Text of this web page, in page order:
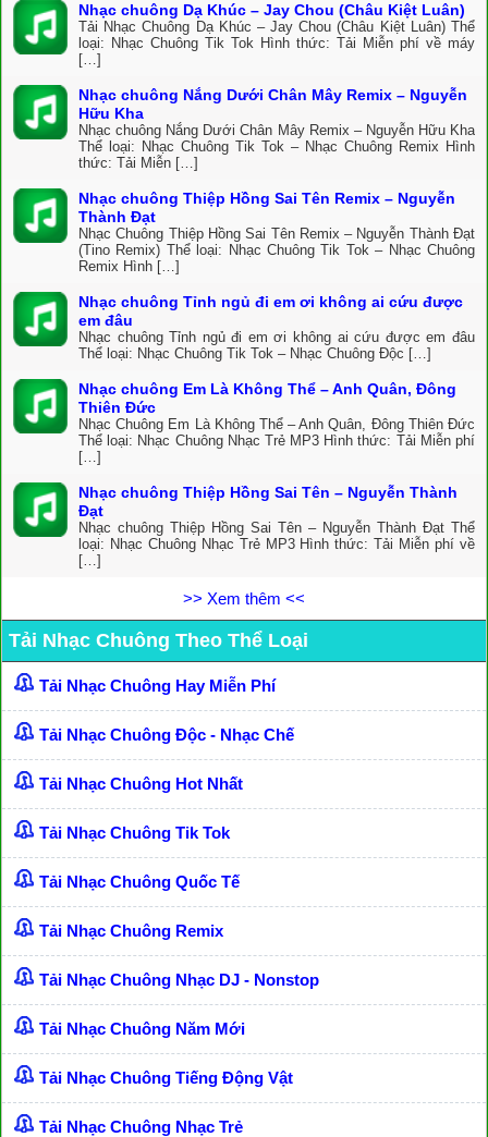
Nhạc chuông Dạ Khúc – Jay Chou (Châu Kiệt Luân)
Tải Nhạc Chuông Dạ Khúc – Jay Chou (Châu Kiệt Luân) Thể
loại: Nhạc Chuông Tik Tok Hình thức: Tải Miễn phí về máy
[…]
Nhạc chuông Nắng Dưới Chân Mây Remix – Nguyễn
Hữu Kha
Nhạc chuông Nắng Dưới Chân Mây Remix – Nguyễn Hữu Kha
Thể loại: Nhạc Chuông Tik Tok – Nhạc Chuông Remix Hình
thức: Tải Miễn […]
Nhạc chuông Thiệp Hồng Sai Tên Remix – Nguyễn
Thành Đạt
Nhạc Chuông Thiệp Hồng Sai Tên Remix – Nguyễn Thành Đạt
(Tino Remix) Thể loại: Nhạc Chuông Tik Tok – Nhạc Chuông
Remix Hình […]
Nhạc chuông Tỉnh ngủ đi em ơi không ai cứu được
em đâu
Nhạc chuông Tỉnh ngủ đi em ơi không ai cứu được em đâu
Thể loại: Nhạc Chuông Tik Tok – Nhạc Chuông Độc […]
Nhạc chuông Em Là Không Thể – Anh Quân, Đông
Thiên Đức
Nhạc Chuông Em Là Không Thể – Anh Quân, Đông Thiên Đức
Thể loại: Nhạc Chuông Nhạc Trẻ MP3 Hình thức: Tải Miễn phí
[…]
Nhạc chuông Thiệp Hồng Sai Tên – Nguyễn Thành
Đạt
Nhạc chuông Thiệp Hồng Sai Tên – Nguyễn Thành Đạt Thể
loại: Nhạc Chuông Nhạc Trẻ MP3 Hình thức: Tải Miễn phí về
[…]
>> Xem thêm <<
Tải Nhạc Chuông Theo Thể Loại
Tải Nhạc Chuông Hay Miễn Phí
Tải Nhạc Chuông Độc - Nhạc Chế
Tải Nhạc Chuông Hot Nhất
Tải Nhạc Chuông Tik Tok
Tải Nhạc Chuông Quốc Tế
Tải Nhạc Chuông Remix
Tải Nhạc Chuông Nhạc DJ - Nonstop
Tải Nhạc Chuông Năm Mới
Tải Nhạc Chuông Tiếng Động Vật
Tải Nhạc Chuông Nhạc Trẻ